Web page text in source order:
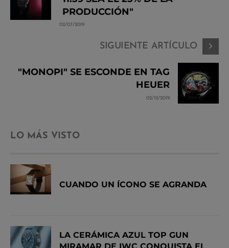
PRODUCCIÓN"
02/07/2019
SIGUIENTE ARTÍCULO
"MONOPI" SE ESCONDE EN TAG
HEUER
02/12/2019
LO MÁS VISTO
CUANDO UN ÍCONO SE AGRANDA
LA CERÁMICA AZUL TOP GUN